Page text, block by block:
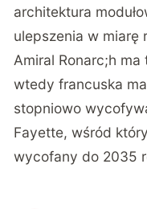
architektura
ulepszenia w miarę
Amiral Ronarc;h
wtedy francuska
stopniowo
Fayette, wśród
wycofany do 2035